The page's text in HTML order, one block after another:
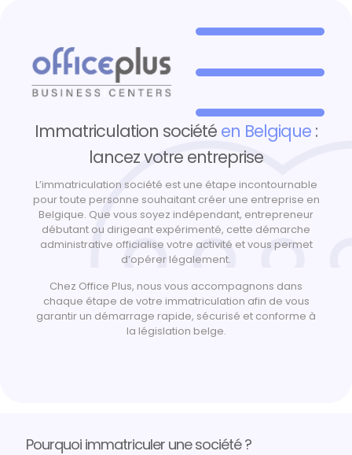
Immatriculation société en Belgique :
lancez votre entreprise
L’immatriculation société est une étape incontournable
pour toute personne souhaitant créer une entreprise en
Belgique. Que vous soyez indépendant, entrepreneur
débutant ou dirigeant expérimenté, cette démarche
administrative officialise votre activité et vous permet
d’opérer légalement.
Chez Office Plus, nous vous accompagnons dans
chaque étape de votre immatriculation afin de vous
garantir un démarrage rapide, sécurisé et conforme à
la législation belge.
Pourquoi immatriculer une société ?